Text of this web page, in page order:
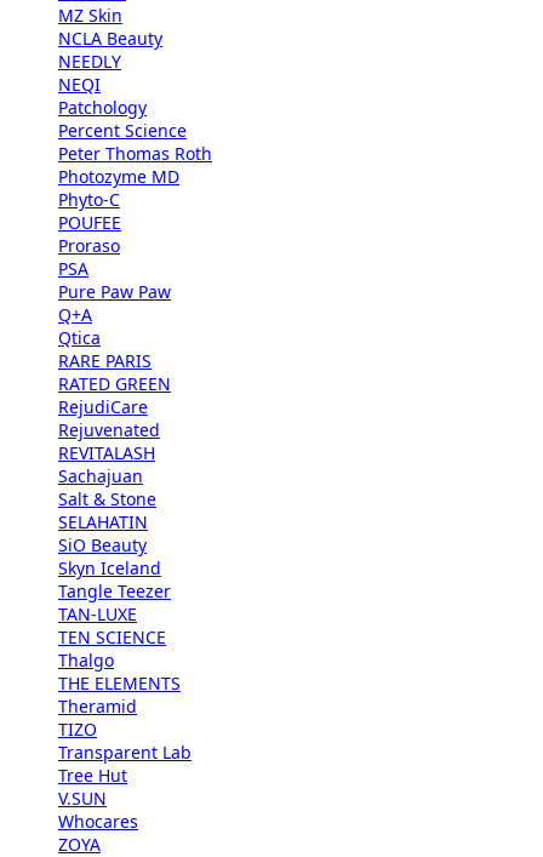
MZ Skin
NCLA Beauty
NEEDLY
NEQI
Patchology
Percent Science
Peter Thomas Roth
Photozyme MD
Phyto-C
POUFEE
Proraso
PSA
Pure Paw Paw
Q+A
Qtica
RARE PARIS
RATED GREEN
RejudiCare
Rejuvenated
REVITALASH
Sachajuan
Salt & Stone
SELAHATIN
SiO Beauty
Skyn Iceland
Tangle Teezer
TAN-LUXE
TEN SCIENCE
Thalgo
THE ELEMENTS
Theramid
TIZO
Transparent Lab
Tree Hut
V.SUN
Whocares
ZOYA